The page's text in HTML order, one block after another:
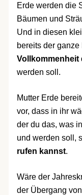
Erde werden die
Bäumen und
Und in diesen
bereits der ganze
Vollkommenheit
werden soll.
Mutter Erde
vor, dass in ihr
der du das, was
und werden soll,
rufen kannst.
Wäre der
der Übergang von